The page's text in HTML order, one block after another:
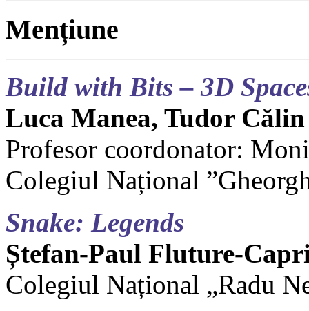
Mențiune
Build with Bits – 3D
Luca Manea, Tudor
Profesor coordonator:
Colegiul Național
Snake: Legends
Ștefan-Paul Fluture-
Colegiul Național „Radu